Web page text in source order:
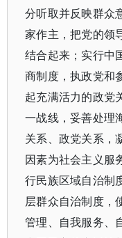
分听取并反映群众
家作主，把党的领
结合起来；实行中
商制度，执政党和
起充满活力的政党
一战线，妥善处理
关系、政党关系，
因素为社会主义服
行民族区域自治制
层群众自治制度，
管理、自我服务、